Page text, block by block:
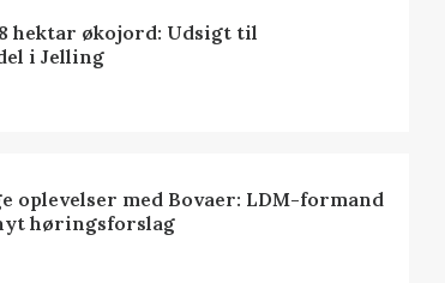
hektar økojord: Udsigt til
i Jelling
oplevelser med Bovaer: LDM-formand
høringsforslag